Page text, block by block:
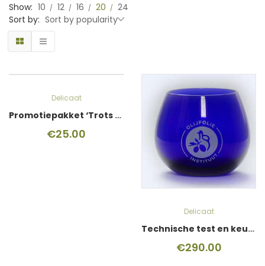
Show: 10 12 16 20
24
Sort by: Sort by popularity
Delicaat
Promotiepakket ‘Trots op je keurmerk’
€25.00
Delicaat
Technische test en keurmerk
€290.00